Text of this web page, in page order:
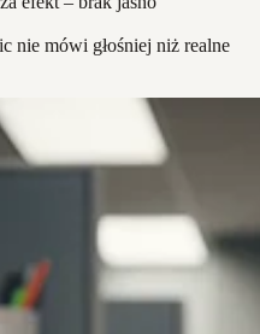
nie mówi głośniej niż realne